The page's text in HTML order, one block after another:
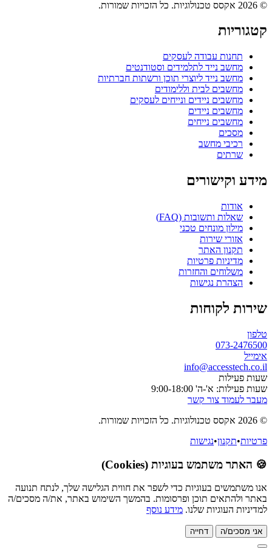
© 2026 אקסס טכנולוגיות. כל הזכויות שמורות.
קטגוריות
תחנות עבודה לעסקים
מחשב נייד לתלמידים וסטודנטים
מחשב נייד ליוצרי תוכן ורשתות חברתיות
מחשבים לבית וללימודים
מחשבים ניידים ונייחים לעסקים
מחשבים ניידים
מחשבים נייחים
מסכים
רכיבי מחשב
שרתים
מידע וקישורים
אודות
שאלות ותשובות (FAQ)
מילון מונחים טכני
אזורי שירות
תקנון האתר
מדיניות פרטיות
משלוחים והחזרות
הצהרת נגישות
שירות לקוחות
טלפון
073-2476500
אימייל
info@accesstech.co.il
שעות פעילות
שעות פעילות: א'-ה' 9:00-18:00
מעבר לעמוד צור קשר
© 2026 אקסס טכנולוגיות. כל הזכויות שמורות.
פרטיות•תקנון•נגישות
🍪 האתר משתמש בעוגיות (Cookies)
אנו משתמשים בעוגיות כדי לשפר את חווית הגלישה שלך, לנתח תנועה
באתר ולהתאים תוכן ופרסומות. בהמשך השימוש באתר, את/ה מסכים/ה
למדיניות העוגיות שלנו. מידע נוסף
אני מסכים/ה דחייה